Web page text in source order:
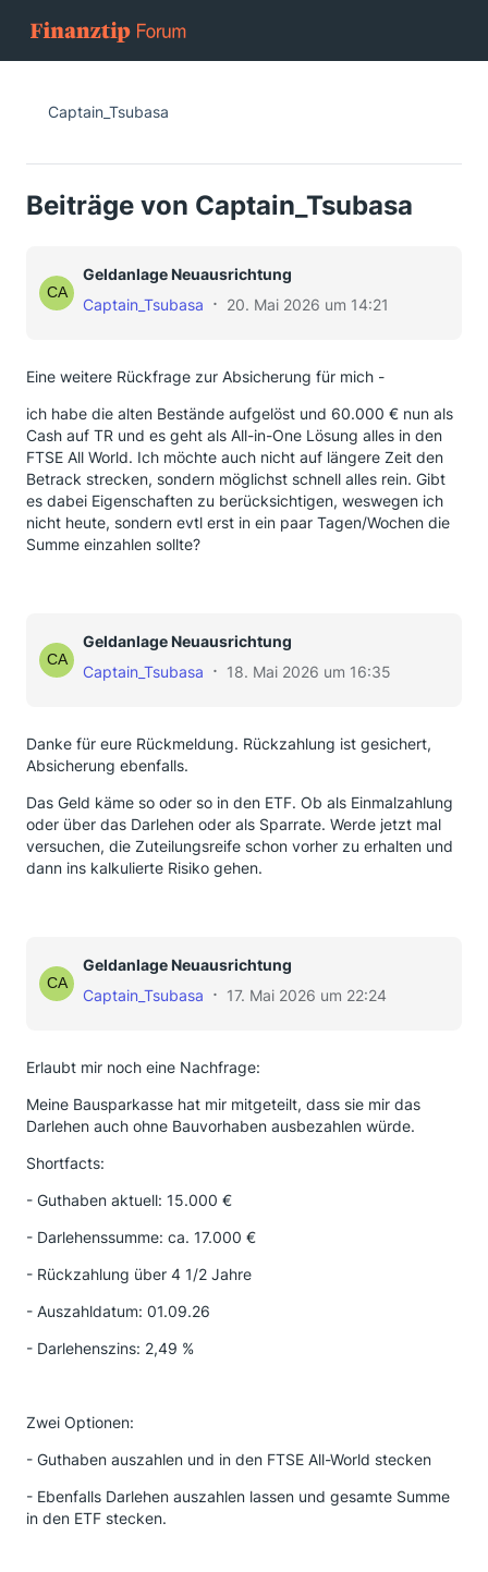
Captain_Tsubasa
Beiträge von Captain_Tsubasa
Geldanlage Neuausrichtung
Captain_Tsubasa
20. Mai 2026 um 14:21
Eine weitere Rückfrage zur Absicherung für mich -
ich habe die alten Bestände aufgelöst und 60.000 € nun als
Cash auf TR und es geht als All-in-One Lösung alles in den
FTSE All World. Ich möchte auch nicht auf längere Zeit den
Betrack strecken, sondern möglichst schnell alles rein. Gibt
es dabei Eigenschaften zu berücksichtigen, weswegen ich
nicht heute, sondern evtl erst in ein paar Tagen/Wochen die
Summe einzahlen sollte?
Geldanlage Neuausrichtung
Captain_Tsubasa
18. Mai 2026 um 16:35
Danke für eure Rückmeldung. Rückzahlung ist gesichert,
Absicherung ebenfalls.
Das Geld käme so oder so in den ETF. Ob als Einmalzahlung
oder über das Darlehen oder als Sparrate. Werde jetzt mal
versuchen, die Zuteilungsreife schon vorher zu erhalten und
dann ins kalkulierte Risiko gehen.
Geldanlage Neuausrichtung
Captain_Tsubasa
17. Mai 2026 um 22:24
Erlaubt mir noch eine Nachfrage:
Meine Bausparkasse hat mir mitgeteilt, dass sie mir das
Darlehen auch ohne Bauvorhaben ausbezahlen würde.
Shortfacts:
- Guthaben aktuell: 15.000 €
- Darlehenssumme: ca. 17.000 €
- Rückzahlung über 4 1/2 Jahre
- Auszahldatum: 01.09.26
- Darlehenszins: 2,49 %
Zwei Optionen:
- Guthaben auszahlen und in den FTSE All-World stecken
- Ebenfalls Darlehen auszahlen lassen und gesamte Summe
in den ETF stecken.